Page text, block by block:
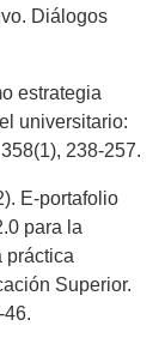
Diálogos
estrategia
universitario:
238-257.
E-portafolio
para la
práctica
Superior.